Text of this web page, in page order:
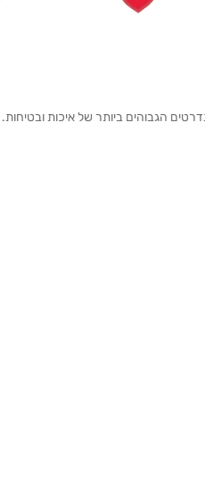
הגבוהים ביותר של איכות ובטיחות.